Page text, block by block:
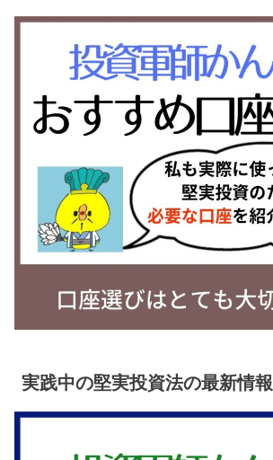
実践中の堅実投資法の最新情報